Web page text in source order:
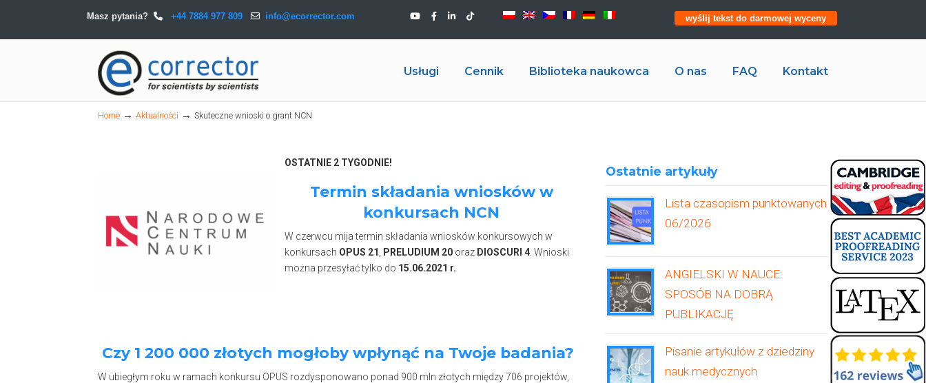
Masz pytania? +44 7884 977 809 info@ecorrector.com wyślij tekst do darmowej wyceny
Usługi Cennik Biblioteka naukowca O nas FAQ
Kontakt
Navigation
Home → Aktualności → Skuteczne wnioski o grant NCN
OSTATNIE 2 TYGODNIE!
Termin składania wniosków w
konkursach NCN
W czerwcu mija termin składania wniosków konkursowych w
konkursach OPUS 21 PRELUDIUM 20 oraz DIOSCURI 4 . Wnioski
można przesyłać tylko do 15.06.2021 r.
Czy 1 200 000 złotych mogłoby wpłynąć na Twoje badania?
W ubiegłym roku w ramach konkursu OPUS rozdysponowano ponad 900 mln złotych między 706 projektów,
Ostatnie artykuły
Lista czasopism punktowanych
06/2026
ANGIELSKI W NAUCE:
SPOSÓB NA DOBRĄ
PUBLIKACJĘ
Pisanie artykułów z dziedziny
nauk medycznych